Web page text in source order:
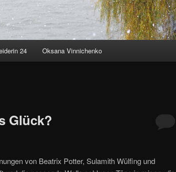
24 Oksana Vinnichenko
Glück?
von Beatrix Potter, Sulamith Wülfing und